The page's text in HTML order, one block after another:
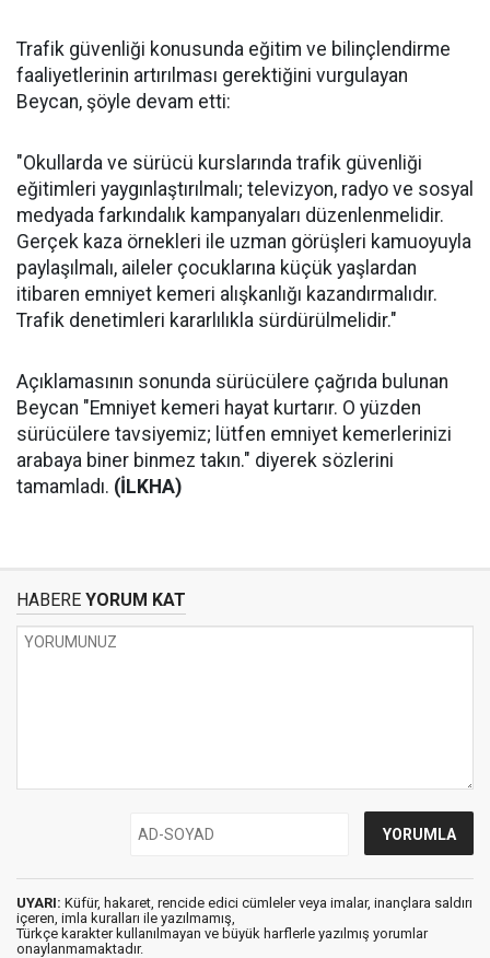
Trafik güvenliği konusunda eğitim ve bilinçlendirme
faaliyetlerinin artırılması gerektiğini vurgulayan
Beycan, şöyle devam etti:
"Okullarda ve sürücü kurslarında trafik güvenliği
eğitimleri yaygınlaştırılmalı; televizyon, radyo ve sosyal
medyada farkındalık kampanyaları düzenlenmelidir.
Gerçek kaza örnekleri ile uzman görüşleri kamuoyuyla
paylaşılmalı, aileler çocuklarına küçük yaşlardan
itibaren emniyet kemeri alışkanlığı kazandırmalıdır.
Trafik denetimleri kararlılıkla sürdürülmelidir."
Açıklamasının sonunda sürücülere çağrıda bulunan
Beycan "Emniyet kemeri hayat kurtarır. O yüzden
sürücülere tavsiyemiz; lütfen emniyet kemerlerinizi
arabaya biner binmez takın." diyerek sözlerini
tamamladı. (İLKHA)
HABERE YORUM KAT
UYARI: Küfür, hakaret, rencide edici cümleler veya imalar, inançlara saldırı
içeren, imla kuralları ile yazılmamış,
Türkçe karakter kullanılmayan ve büyük harflerle yazılmış yorumlar
onaylanmamaktadır.